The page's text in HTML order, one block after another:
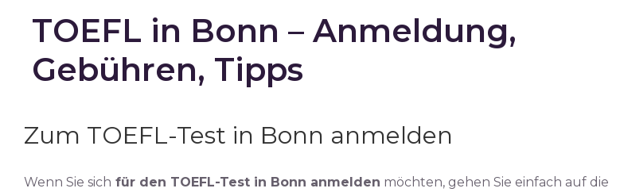
TOEFL in Bonn – Anmeldung,
Gebühren, Tipps
Zum TOEFL-Test in Bonn anmelden
Wenn Sie sich für den TOEFL-Test in Bonn anmelden möchten, gehen Sie einfach auf die